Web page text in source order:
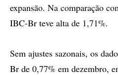
expansão. Na comparação
IBC-Br teve alta de 1,71%.
Sem ajustes sazonais, os
Br de 0,77% em dezembro,